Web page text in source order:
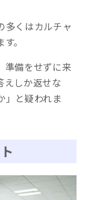
多くはカルチャ
。
準備をせずに来
えしか返せな
」と疑われま